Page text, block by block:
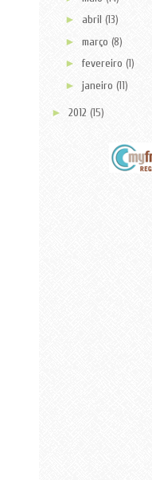
► abril (13)
► março (8)
► fevereiro (1)
► janeiro (11)
► 2012 (15)